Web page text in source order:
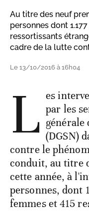
Au titre des neuf
personnes dont
ressortissants
cadre de la lutte
Le 13/10/2016 à 16h04
L es
par les
générale
(DGSN)
contre le
conduit, au titre
cette année, à
personnes, dont
femmes et 415